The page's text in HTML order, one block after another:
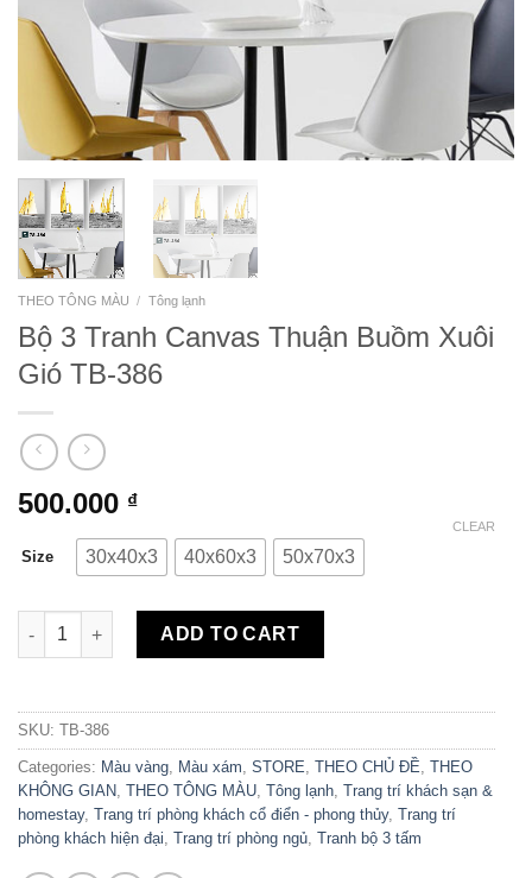
THEO TÔNG MÀU / Tông lạnh
Bộ 3 Tranh Canvas Thuận Buồm Xuôi
Gió TB-386
500.000 ₫
Size 30x40x3 40x60x3 50x70x3
CLEAR
Bộ 3 Tranh Canvas Thuận Buồm Xuôi Gió TB-386 quantity
ADD TO CART
SKU: TB-386
Categories: Màu vàng, Màu xám, STORE, THEO CHỦ ĐỀ, THEO
KHÔNG GIAN, THEO TÔNG MÀU, Tông lạnh, Trang trí khách sạn &
homestay, Trang trí phòng khách cổ điển - phong thủy, Trang trí
phòng khách hiện đại, Trang trí phòng ngủ, Tranh bộ 3 tấm